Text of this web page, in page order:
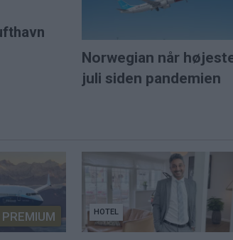
Norwegian når
juli siden pandemien
PREMIUM HOTEL